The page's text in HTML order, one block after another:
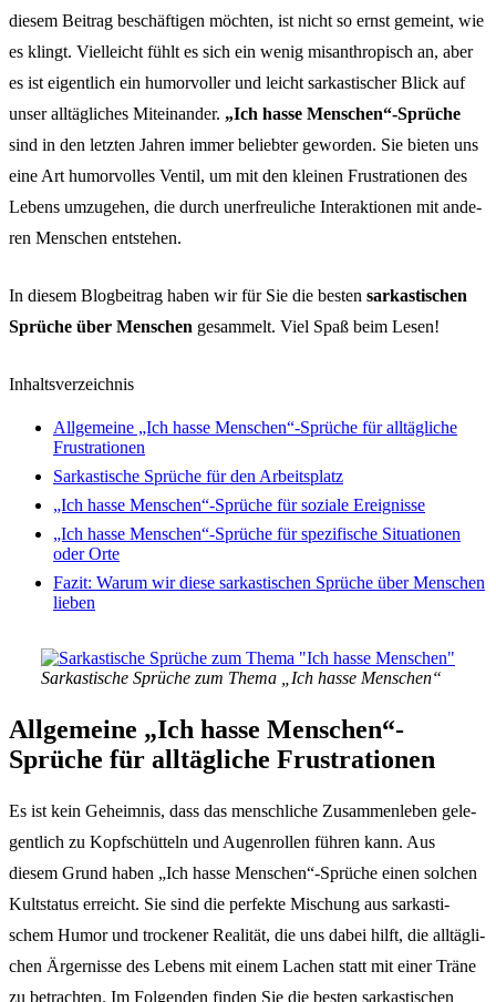
diesem Beitrag beschäf­ti­gen möch­ten, ist nicht so ernst gemeint, wie
es klingt. Viel­leicht fühlt es sich ein wenig misan­thro­pisch an, aber
es ist eigent­lich ein humor­vol­ler und leicht sarkas­ti­scher Blick auf
unser alltäg­li­ches Mitein­an­der. „Ich hasse Menschen“-Sprüche
sind in den letz­ten Jahren immer belieb­ter gewor­den. Sie bieten uns
eine Art humor­vol­les Ventil, um mit den klei­nen Frus­tra­tio­nen des
Lebens umzu­ge­hen, die durch uner­freu­li­che Inter­ak­tio­nen mit ande­
ren Menschen entste­hen.
In diesem Blog­bei­trag haben wir für Sie die besten sarkas­ti­schen
Sprü­che über Menschen gesam­melt. Viel Spaß beim Lesen!
Inhalts­ver­zeich­nis
Allge­mei­ne „Ich hasse Menschen“-Sprüche für alltäg­li­che
Frus­tra­tio­nen
Sarkas­ti­sche Sprü­che für den Arbeits­platz
„Ich hasse Menschen“-Sprüche für sozia­le Ereig­nis­se
„Ich hasse Menschen“-Sprüche für spezi­fi­sche Situa­tio­nen
oder Orte
Fazit: Warum wir diese sarkas­ti­schen Sprü­che über Menschen
lieben
Sarkas­ti­sche Sprü­che zum Thema „Ich hasse Menschen“
Allge­mei­ne „Ich hasse Menschen“-
Sprüche für alltäg­li­che Frus­tra­tio­nen
Es ist kein Geheim­nis, dass das mensch­li­che Zusam­men­le­ben gele­
gent­lich zu Kopf­schüt­teln und Augen­rol­len führen kann. Aus
diesem Grund haben „Ich hasse Menschen“-Sprüche einen solchen
Kult­sta­tus erreicht. Sie sind die perfek­te Mischung aus sarkas­ti­
schem Humor und trocke­ner Reali­tät, die uns dabei hilft, die alltäg­li­
chen Ärger­nis­se des Lebens mit einem Lachen statt mit einer Träne
zu betrach­ten. Im Folgen­den finden Sie die besten sarkas­ti­schen